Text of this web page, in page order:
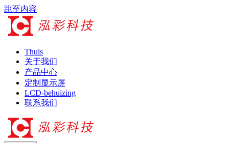
跳至内容
Thuis
关于我们
产品中心
定制显示屏
LCD-behuizing
联系我们